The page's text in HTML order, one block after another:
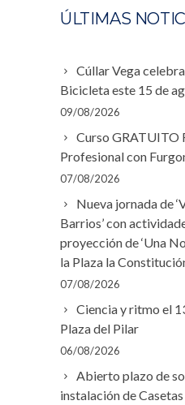
ÚLTIMAS
Cúllar Vega
Bicicleta este 15 de
09/08/2026
Curso GRATUITO
Profesional con
07/08/2026
Nueva jornada de
Barrios’ con
proyección de ‘Una
la Plaza la
07/08/2026
Ciencia y ritmo el
Plaza del Pilar
06/08/2026
Abierto plazo de
instalación de Casetas